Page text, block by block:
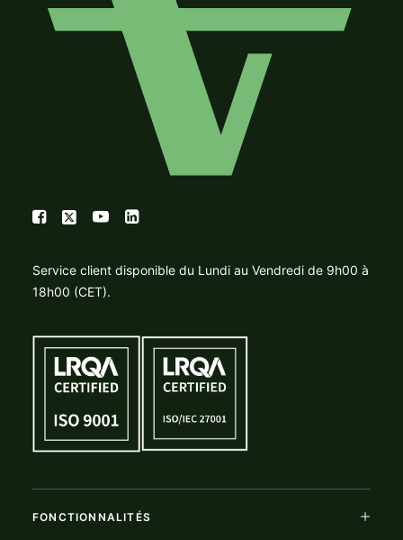
Service client disponible du Lundi au Vendredi de 9h00 à
18h00 (CET).
FONCTIONNALITÉS